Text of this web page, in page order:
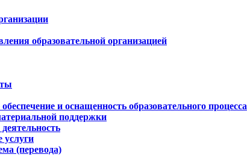
образовательной организацией
и оснащенность образовательного процесса
поддержки
услуги
(перевода)